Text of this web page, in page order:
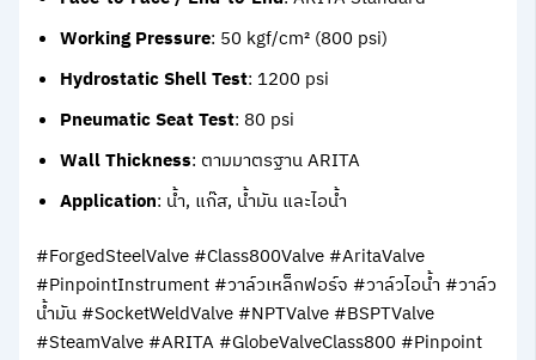
Working Pressure: 50 kgf/cm² (800 psi)
Hydrostatic Shell Test: 1200 psi
Pneumatic Seat Test: 80 psi
Wall Thickness: ตามมาตรฐาน ARITA
Application: น้ำ, แก๊ส, น้ำมัน และไอน้ำ
#ForgedSteelValve #Class800Valve #AritaValve
#PinpointInstrument #วาล์วเหล็กฟอร์จ #วาล์วไอน้ำ #วาล์ว
น้ำมัน #SocketWeldValve #NPTValve #BSPTValve
#SteamValve #ARITA #GlobeValveClass800 #Pinpoint